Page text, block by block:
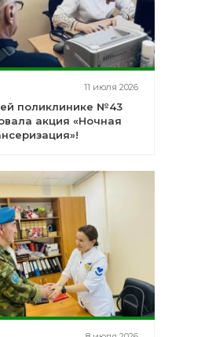
11 июля 2026
поликлинике №43
акция «Ночная